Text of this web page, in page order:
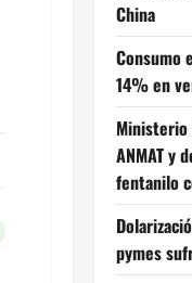
China
Consumo
14% en
Ministerio
ANMAT y
fentanilo
pymes